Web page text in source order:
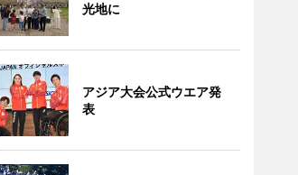
光地に
アジア大会公式ウエア発
表